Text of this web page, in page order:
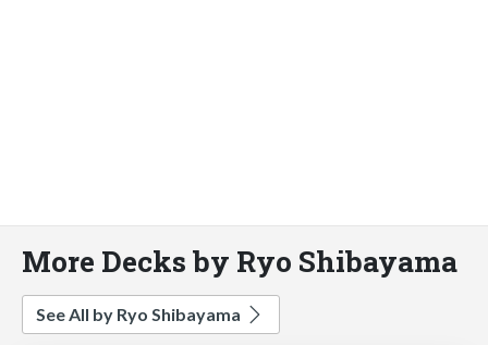
More Decks by Ryo Shibayama
See All by Ryo Shibayama